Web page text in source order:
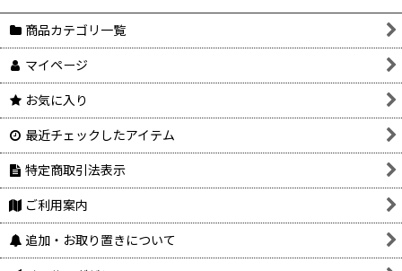
商品カテゴリ一覧
マイページ
お気に入り
最近チェックしたアイテム
特定商取引法表示
ご利用案内
追加・お取り置きについて